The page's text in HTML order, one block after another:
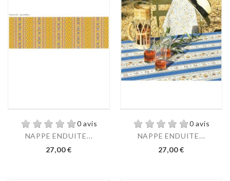
0 avis
NAPPE ENDUITE...
27,00 €
0 avis
NAPPE ENDUITE...
27,00 €